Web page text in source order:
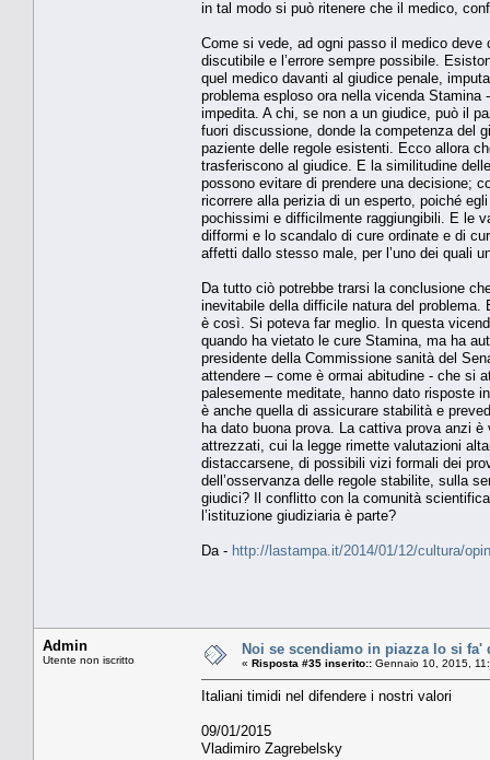
in tal modo si può ritenere che il medico,
Come si vede, ad ogni passo il medico
discutibile e l’errore sempre possibile.
quel medico davanti al giudice penale,
problema esploso ora nella vicenda
impedita. A chi, se non a un giudice, può il
fuori discussione, donde la competenza del
paziente delle regole esistenti. Ecco allora
trasferiscono al giudice. E la similitudine
possono evitare di prendere una decisione;
ricorrere alla perizia di un esperto, poiché
pochissimi e difficilmente raggiungibili. E le
difformi e lo scandalo di cure ordinate e di
affetti dallo stesso male, per l’uno dei quali
Da tutto ciò potrebbe trarsi la conclusione
inevitabile della difficile natura del
è così. Si poteva far meglio. In questa
quando ha vietato le cure Stamina, ma ha
presidente della Commissione sanità del
attendere – come è ormai abitudine - che si
palesemente meditate, hanno dato risposte
è anche quella di assicurare stabilità e
ha dato buona prova. La cattiva prova anzi
attrezzati, cui la legge rimette valutazioni
distaccarsene, di possibili vizi formali dei
dell’osservanza delle regole stabilite, sulla
giudici? Il conflitto con la comunità
l’istituzione giudiziaria è parte?
Da - http://lastampa.it/2014/01/12/cultura/
Admin
Utente non iscritto
Noi se scendiamo in piazza lo si
« Risposta #35 inserito:: Gennaio 10, 2015,
Italiani timidi nel difendere i nostri valori
09/01/2015
Vladimiro Zagrebelsky